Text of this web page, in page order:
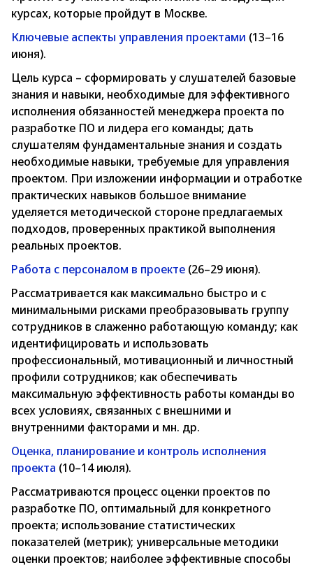
курсах, которые пройдут в Москве.
Ключевые аспекты управления проектами (13–16
июня).
Цель курса – сформировать у слушателей базовые
знания и навыки, необходимые для эффективного
исполнения обязанностей менеджера проекта по
разработке ПО и лидера его команды; дать
слушателям фундаментальные знания и создать
необходимые навыки, требуемые для управления
проектом. При изложении информации и отработке
практических навыков большое внимание
уделяется методической стороне предлагаемых
подходов, проверенных практикой выполнения
реальных проектов.
Работа с персоналом в проекте (26–29 июня).
Рассматривается как максимально быстро и с
минимальными рисками преобразовывать группу
сотрудников в слаженно работающую команду; как
идентифицировать и использовать
профессиональный, мотивационный и личностный
профили сотрудников; как обеспечивать
максимальную эффективность работы команды во
всех условиях, связанных с внешними и
внутренними факторами и мн. др.
Оценка, планирование и контроль исполнения
проекта (10–14 июля).
Рассматриваются процесс оценки проектов по
разработке ПО, оптимальный для конкретного
проекта; использование статистических
показателей (метрик); универсальные методики
оценки проектов; наиболее эффективные способы